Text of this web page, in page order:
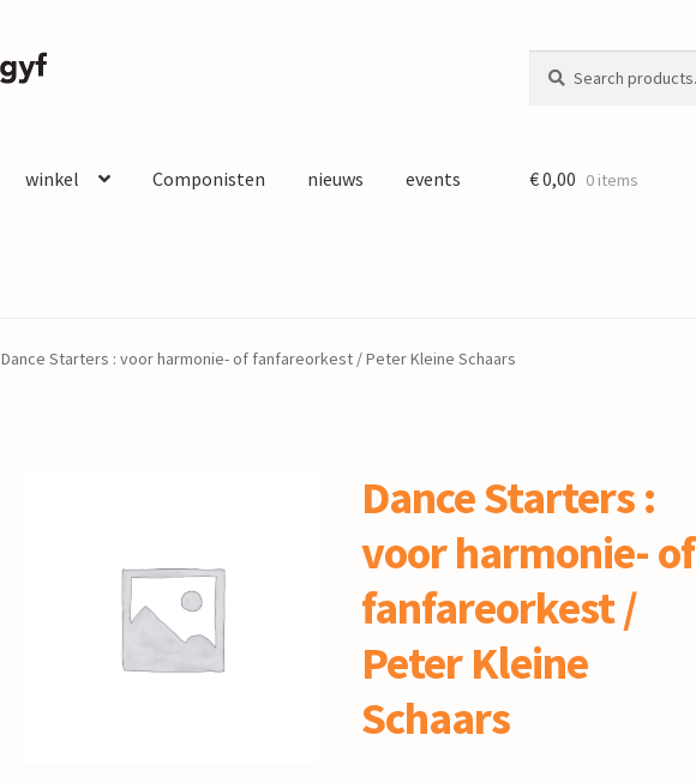
for:
winkel Componisten nieuws events €0,00 0 items
Dance Starters : voor harmonie- of fanfareorkest / Peter Kleine Schaars
Dance Starters :
voor harmonie- of
fanfareorkest /
Peter Kleine
Schaars